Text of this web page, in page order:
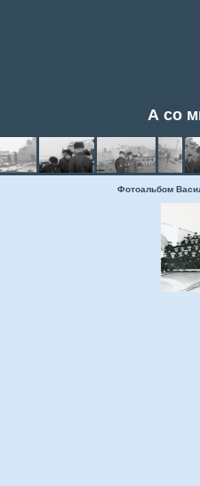
А со
Фотоальбом